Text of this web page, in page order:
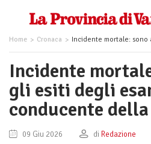
Home Cronaca Incidente mortale: sono attesi gli esiti degli esami sul
Incidente
gli esiti degli
conducente
09 Giu 2026 di Redazione